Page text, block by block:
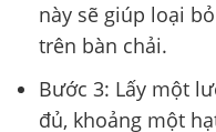
này sẽ giúp loại
trên bàn chải.
Bước 3: Lấy một
đủ, khoảng một